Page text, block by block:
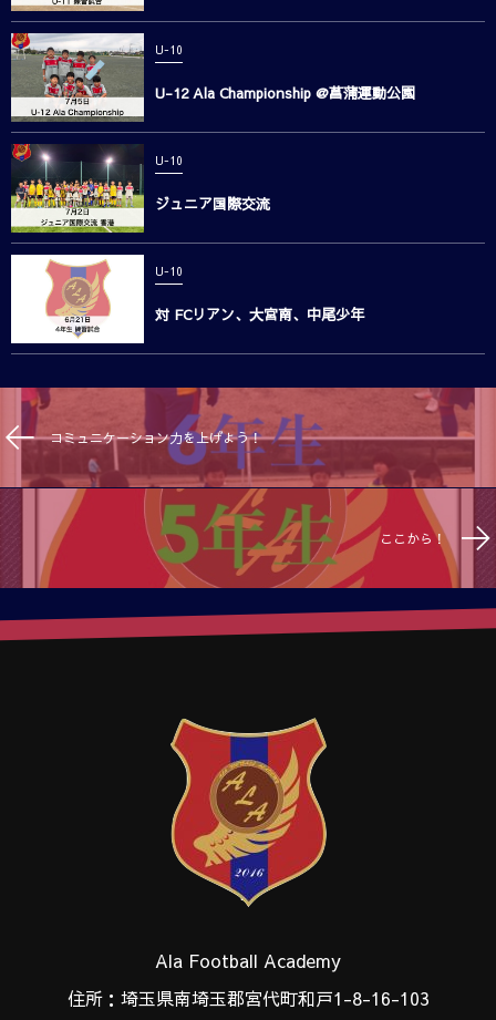
U-10
U-12 Ala Championship @菖蒲運動公園
U-10
ジュニア国際交流
U-10
対 FCリアン、大宮南、中尾少年
コミュニケーション力を上げよう！
ここから！
Ala Football Academy
住所：埼玉県南埼玉郡宮代町和戸1-8-16-103